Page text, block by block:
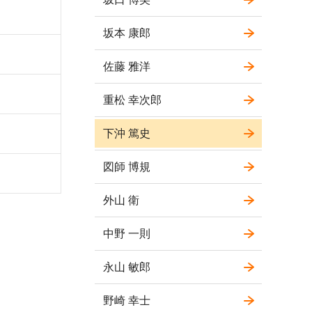
坂本 康郎
佐藤 雅洋
重松 幸次郎
下沖 篤史
図師 博規
外山 衛
中野 一則
永山 敏郎
野崎 幸士